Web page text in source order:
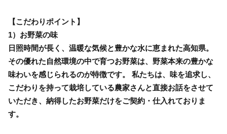
【こだわりポイント】
1）お野菜の味
日照時間が長く、温暖な気候と豊かな水に恵まれた高知県。
その優れた自然環境の中で育つお野菜は、野菜本来の豊かな
味わいを感じられるのが特徴です。 私たちは、味を追求し、
こだわりを持って栽培している農家さんと直接お話をさせて
いただき、納得したお野菜だけをご契約・仕入れておりま
す。